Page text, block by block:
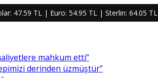
47.59 TL| Euro: 54.95 TL| Sterlin: 64.05 TL
mahkum etti”
derinden üzmüştür”